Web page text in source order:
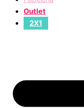
Outlet
2X1